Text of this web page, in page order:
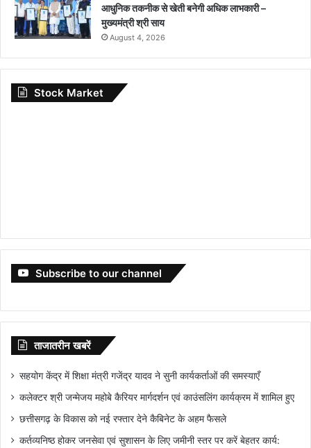
आधुनिक तकनीक से खेती बनेगी अधिक लाभकारी –
मुख्यमंत्री श्री साय
August 4, 2026
Stock Market
Subscribe to our channel
ताजातरीन खबरें
सहयोग केंद्र में शिक्षा मंत्री गजेंद्र यादव ने सुनी कार्यकर्ताओं की समस्याएँ
कलेक्टर श्री जन्मेजय महोबे कैरियर मार्गदर्शन एवं काउंसलिंग कार्यक्रम में शामिल हुए
छत्तीसगढ़ के विकास को नई रफ्तार देने कैबिनेट के अहम फैसले
कर्तव्यनिष्ठ होकर जनसेवा एवं सुशासन के लिए जमीनी स्तर पर करें बेहतर कार्य: